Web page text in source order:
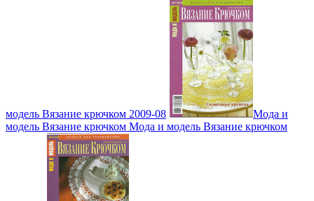
модель Вязание крючком 2009-08
Мода и
модель Вязание крючком Мода и модель Вязание крючком